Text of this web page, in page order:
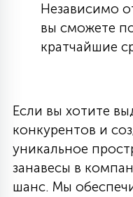
Независимо
вы сможете
кратчайшие
Если вы хотите
конкурентов и
уникальное
занавесы в
шанс. Мы